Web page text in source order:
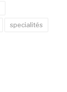
specialités